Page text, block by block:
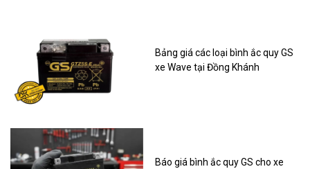
Bảng giá các loại bình ắc quy GS
xe Wave tại Đồng Khánh
Báo giá bình ắc quy GS cho xe